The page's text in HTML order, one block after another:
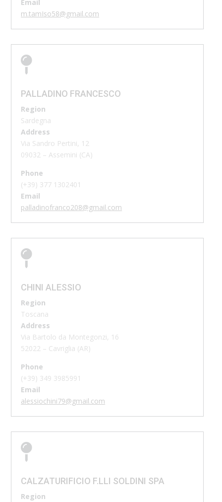
Email
m.tamIso58@gmail.com

PALLADINO FRANCESCO
Region
Sardegna
Address
Via Sandro Pertini, 12
09032 – Assemini (CA)
Phone
(+39) 377 1302401
Email
palladinofranco208@gmail.com

CHINI ALESSIO
Region
Toscana
Address
Via Bartolo da Montegonzi, 16
52022 – Cavriglia (AR)
Phone
(+39) 349 3985991
Email
alessiochini79@gmail.com

CALZATURIFICIO F.LLI SOLDINI SPA
Region